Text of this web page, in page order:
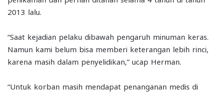
2013 lalu.
“Saat kejadian pelaku dibawah pengaruh minuman keras.
Namun kami belum bisa memberi keterangan lebih rinci,
karena masih dalam penyelidikan,” ucap Herman.
“Untuk korban masih mendapat penanganan medis di